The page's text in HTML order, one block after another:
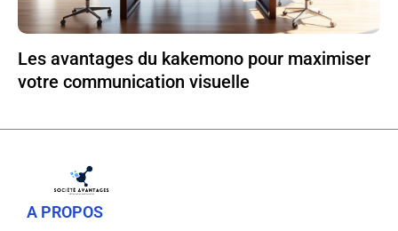
Les avantages du kakemono pour maximiser
votre communication visuelle
A PROPOS